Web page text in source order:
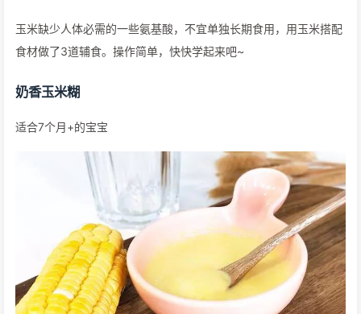
玉米缺少人体必需的一些氨基酸，不宜单独长期食用，用玉米搭配
食材做了3道辅食。操作简单，快快学起来吧~
奶香玉米糊
适合7个月+的宝宝